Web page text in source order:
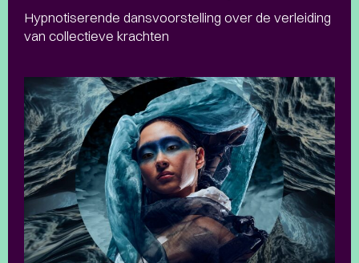
Hypnotiserende dansvoorstelling over de verleiding
van collectieve krachten